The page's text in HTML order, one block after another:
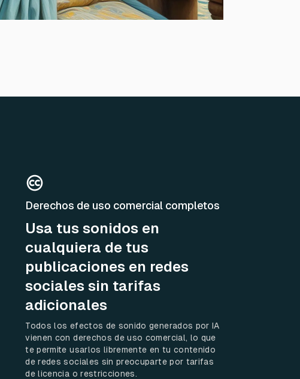
Derechos de uso comercial completos
Usa tus sonidos en
cualquiera de tus
publicaciones en redes
sociales sin tarifas
adicionales
Todos los efectos de sonido generados por IA
vienen con derechos de uso comercial, lo que
te permite usarlos libremente en tu contenido
de redes sociales sin preocuparte por tarifas
de licencia o restricciones.